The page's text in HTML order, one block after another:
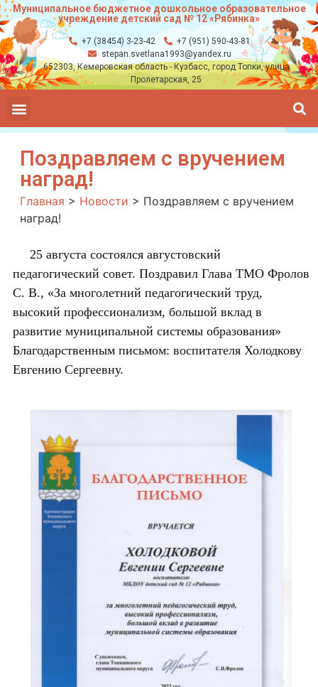
Муниципальное бюджетное дошкольное образовательное
учреждение детский сад № 12 «Рябинка»
+7 (38454) 3-23-42
+7 (951) 590-43-81
stepan.svetlana1993@yandex.ru
652303, Кемеровская область - Кузбасс, город Топки, улица
Пролетарская, 25
Поздравляем с вручением
наград!
Главная > Новости > Поздравляем с вручением
наград!
25 августа состоялся августовский
педагогический совет. Поздравил Глава ТМО Фролов
С. В., «За многолетний педагогический труд,
высокий профессионализм, большой вклад в
развитие муниципальной системы образования»
Благодарственным письмом: воспитателя Холодкову
Евгению Сергеевну.